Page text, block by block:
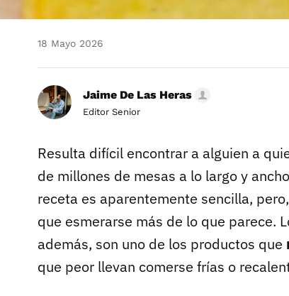
18 Mayo 2026
Jaime De Las Heras
Editor Senior
Resulta difícil encontrar a alguien a
de millones de mesas a lo largo y
receta es aparentemente sencilla,
que esmerarse más de lo que parece.
además, son uno de los productos que
que peor llevan comerse frías o